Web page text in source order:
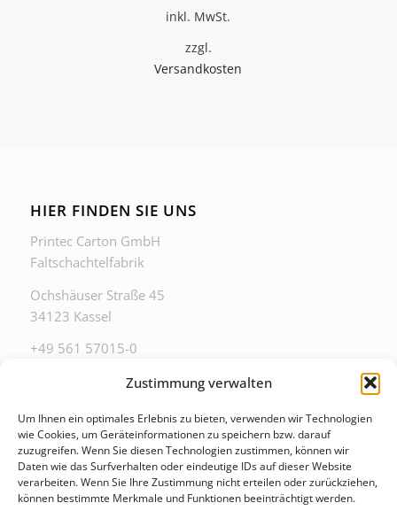
Zustimmung verwalten
Um Ihnen ein optimales Erlebnis zu bieten, verwenden wir Technologien
wie Cookies, um Geräteinformationen zu speichern bzw. darauf
zuzugreifen. Wenn Sie diesen Technologien zustimmen, können wir
Daten wie das Surfverhalten oder eindeutige IDs auf dieser Website
verarbeiten. Wenn Sie Ihre Zustimmung nicht erteilen oder zurückziehen,
können bestimmte Merkmale und Funktionen beeinträchtigt werden.
war:
€ 16,80
inkl. MwSt.
zzgl.
Versandkosten
HIER FINDEN SIE UNS
Printec Carton GmbH
Faltschachtelfabrik
Ochshäuser Straße 45
34123 Kassel
+49 561 57015-0
ZU DIESEN ZEITEN ERREICHEN SIE UNS IM
BÜRO